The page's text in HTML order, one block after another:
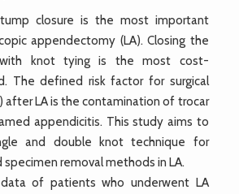
closure is the most important
appendectomy (LA). Closing the
knot tying is the most cost-
The defined risk factor for surgical
after LA is the contamination of trocar
appendicitis. This study aims to
and double knot technique for
removal methods in LA.
data of patients who underwent LA